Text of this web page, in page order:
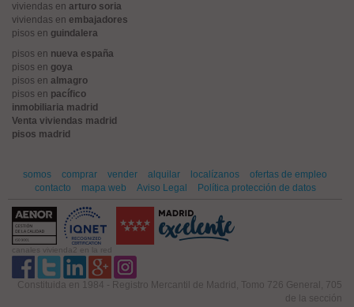
viviendas en arturo soria
viviendas en embajadores
pisos en guindalera
pisos en nueva españa
pisos en goya
pisos en almagro
pisos en pacífico
inmobiliaria madrid
Venta viviendas madrid
pisos madrid
somos comprar vender alquilar localízanos
ofertas de empleo
contacto
mapa web Aviso Legal Política protección de datos
canales vivienda2 en la red
Constituida en 1984 - Registro Mercantil de Madrid, Tomo 726 General, 705
de la sección